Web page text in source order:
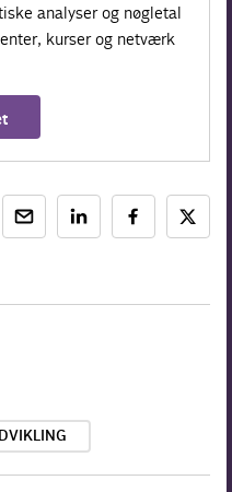
analyser og nøgletal
kurser og netværk